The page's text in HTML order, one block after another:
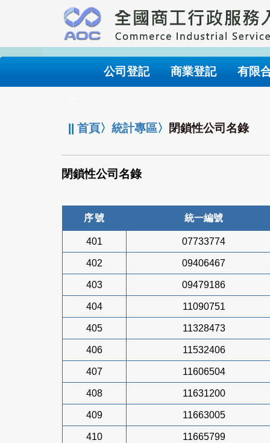
要
內
公司登記 商業登記 有限
||首頁〉統計專區〉 閉鎖性公司名錄
閉鎖性公司名錄
序號 統一編號
401 07733774
402 09406467
403 09479186
404 11090751
405 11328473
406 11532406
407 11606504
408 11631200
409 11663005
410 11665799